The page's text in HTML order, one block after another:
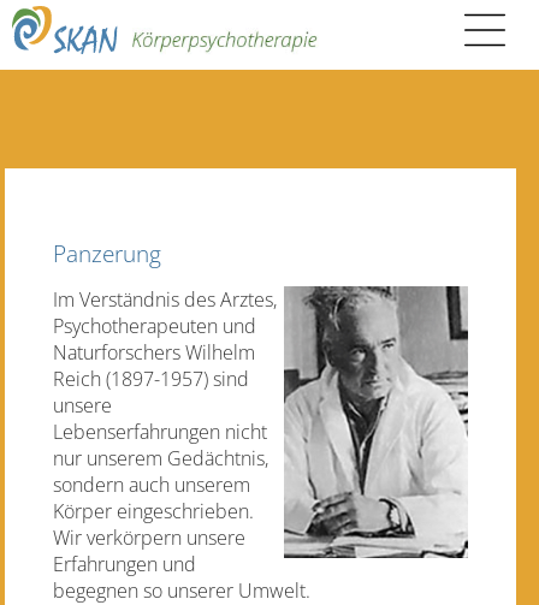
Panzerung
Im Verständnis des Arztes,
Psychotherapeuten und
Naturforschers Wilhelm
Reich (1897-1957) sind
unsere
Lebenserfahrungen nicht
nur unserem Gedächtnis,
sondern auch unserem
Körper eingeschrieben.
Wir verkörpern unsere
Erfahrungen und
begegnen so unserer Umwelt.